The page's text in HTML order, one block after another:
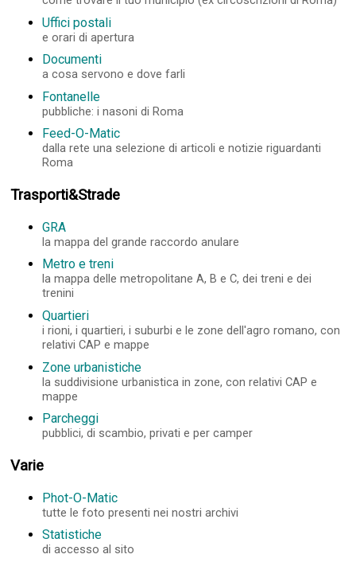
Uffici postali
e orari di apertura
Documenti
a cosa servono e dove farli
Fontanelle
pubbliche: i nasoni di Roma
Feed-O-Matic
dalla rete una selezione di articoli e notizie riguardanti
Roma
Trasporti&Strade
GRA
la mappa del grande raccordo anulare
Metro e treni
la mappa delle metropolitane A, B e C, dei treni e dei
trenini
Quartieri
i rioni, i quartieri, i suburbi e le zone dell'agro romano, con
relativi CAP e mappe
Zone urbanistiche
la suddivisione urbanistica in zone, con relativi CAP e
mappe
Parcheggi
pubblici, di scambio, privati e per camper
Varie
Phot-O-Matic
tutte le foto presenti nei nostri archivi
Statistiche
di accesso al sito